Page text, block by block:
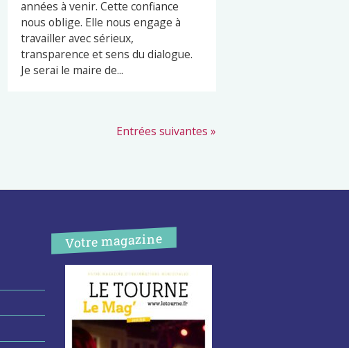
années à venir. Cette confiance
nous oblige. Elle nous engage à
travailler avec sérieux,
transparence et sens du dialogue.
Je serai le maire de...
Entrées suivantes »
Votre magazine